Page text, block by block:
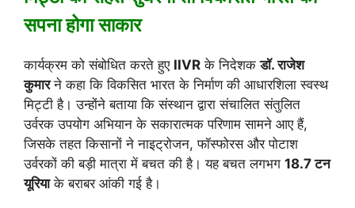
सपना होगा साकार
कार्यक्रम को संबोधित करते हुए IIVR के निदेशकडॉ. राजेश
कुमारने कहा कि विकसित भारत के निर्माण की आधारशिला स्वस्थ
मिट्टी है। उन्होंने बताया कि संस्थान द्वारा संचालित संतुलित
उर्वरक उपयोग अभियान के सकारात्मक परिणाम सामने आए हैं,
जिसके तहत किसानों ने नाइट्रोजन, फॉस्फोरस और पोटाश
उर्वरकों की बड़ी मात्रा में बचत की है। यह बचत लगभग 18.7 टन
यूरियाके बराबर आंकी गई है।